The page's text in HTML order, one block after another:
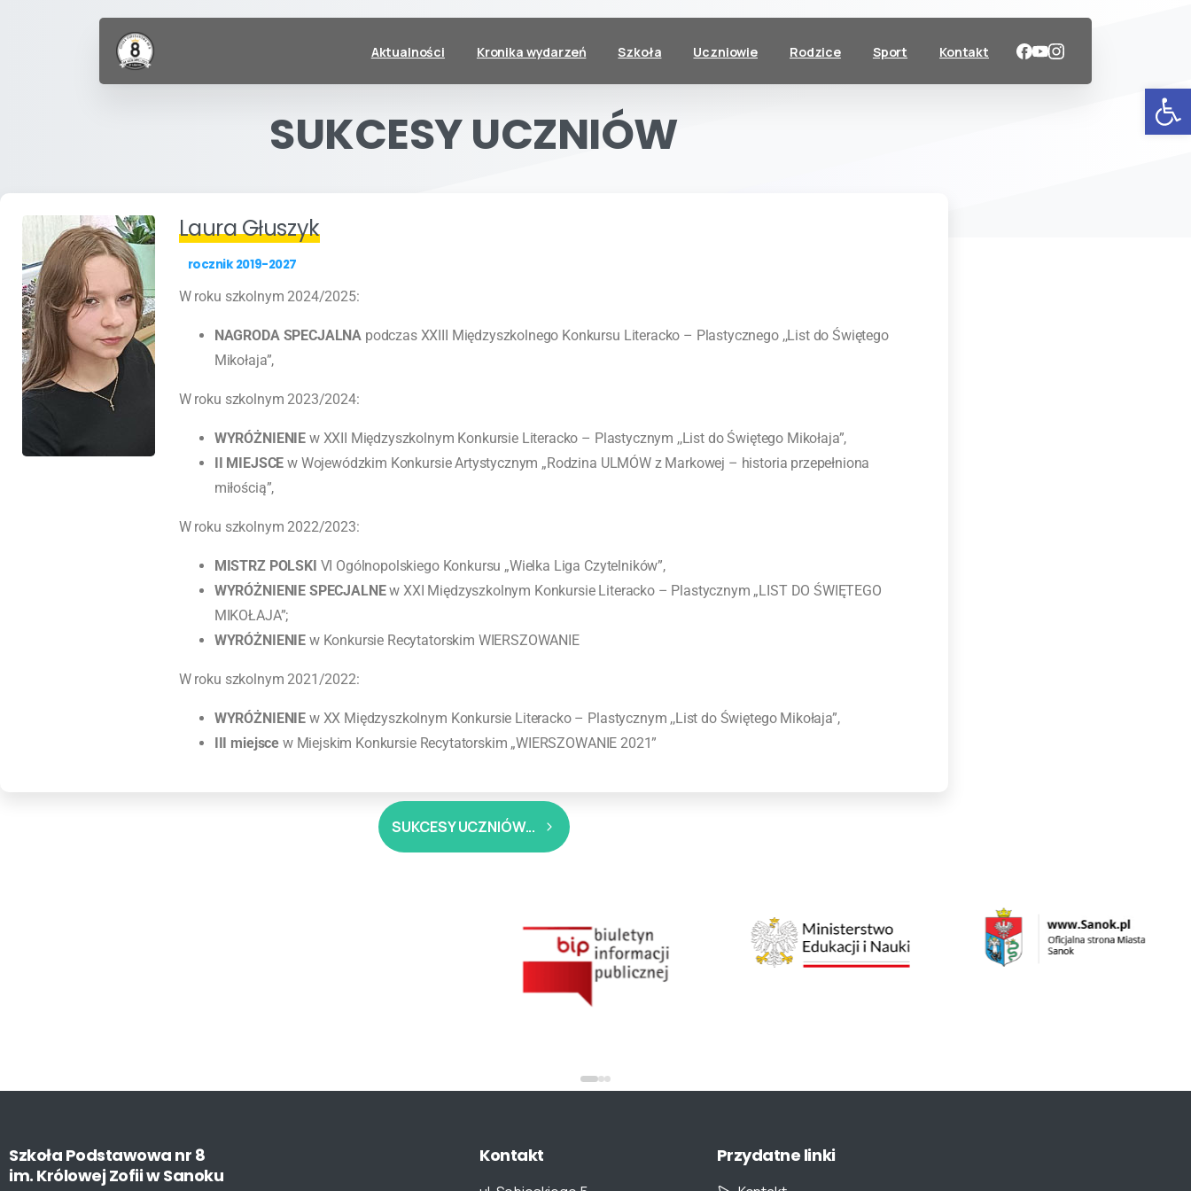
Aktualności Kronika wydarzeń Szkoła Uczniowie Rodzice Sport Kontakt
SUKCESYUCZNIÓW
Laura Głuszyk
rocznik 2019-2027
W roku szkolnym 2024/2025:
NAGRODA SPECJALNA podczas XXIII Międzyszkolnego Konkursu Literacko – Plastycznego ,,List do Świętego
Mikołaja”,
W roku szkolnym 2023/2024:
WYRÓŻNIENIE w XXII Międzyszkolnym Konkursie Literacko – Plastycznym ,,List do Świętego Mikołaja”,
II MIEJSCEw Wojewódzkim Konkursie Artystycznym „Rodzina ULMÓW z Markowej – historia przepełniona
miłością”,
W roku szkolnym 2022/2023:
MISTRZ POLSKI VI Ogólnopolskiego Konkursu „Wielka Liga Czytelników”,
WYRÓŻNIENIE SPECJALNEw XXI Międzyszkolnym Konkursie Literacko – Plastycznym „LIST DO ŚWIĘTEGO
MIKOŁAJA”;
WYRÓŻNIENIE w Konkursie Recytatorskim WIERSZOWANIE
W roku szkolnym 2021/2022:
WYRÓŻNIENIE w XX Międzyszkolnym Konkursie Literacko – Plastycznym ,,List do Świętego Mikołaja”,
III miejsce w Miejskim Konkursie Recytatorskim „WIERSZOWANIE 2021”
SUKCESY UCZNIÓW...
Szkoła Podstawowa nr 8
im. KrólowejZofiiwSanoku
Kontakt Przydatne linki